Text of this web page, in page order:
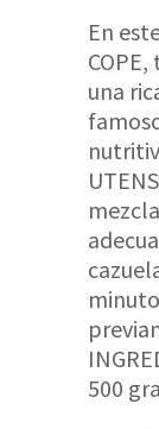
En
una
500